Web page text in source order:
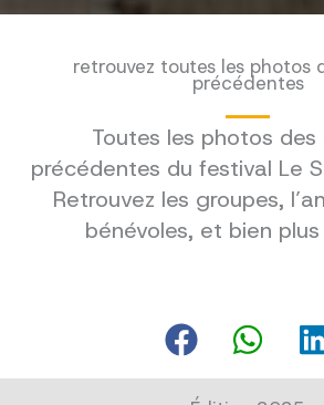
retrouvez toutes les photos
précédentes
Toutes les photos des
précédentes du festival Le
Retrouvez les groupes,
bénévoles, et bien